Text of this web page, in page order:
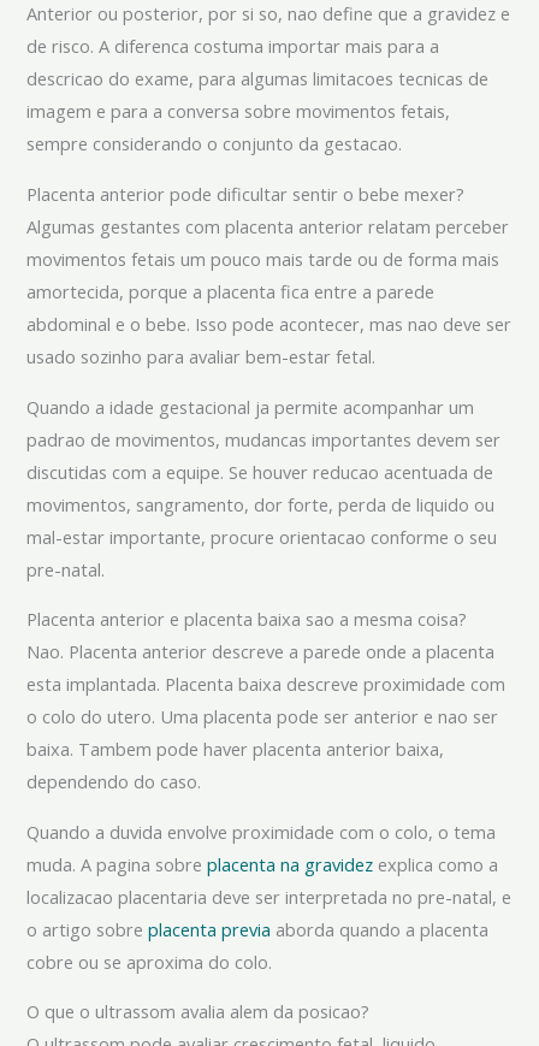
Anterior ou posterior, por si so, nao define que a gravidez e
de risco. A diferenca costuma importar mais para a
descricao do exame, para algumas limitacoes tecnicas de
imagem e para a conversa sobre movimentos fetais,
sempre considerando o conjunto da gestacao.
Placenta anterior pode dificultar sentir o bebe mexer?
Algumas gestantes com placenta anterior relatam perceber
movimentos fetais um pouco mais tarde ou de forma mais
amortecida, porque a placenta fica entre a parede
abdominal e o bebe. Isso pode acontecer, mas nao deve ser
usado sozinho para avaliar bem-estar fetal.
Quando a idade gestacional ja permite acompanhar um
padrao de movimentos, mudancas importantes devem ser
discutidas com a equipe. Se houver reducao acentuada de
movimentos, sangramento, dor forte, perda de liquido ou
mal-estar importante, procure orientacao conforme o seu
pre-natal.
Placenta anterior e placenta baixa sao a mesma coisa?
Nao. Placenta anterior descreve a parede onde a placenta
esta implantada. Placenta baixa descreve proximidade com
o colo do utero. Uma placenta pode ser anterior e nao ser
baixa. Tambem pode haver placenta anterior baixa,
dependendo do caso.
Quando a duvida envolve proximidade com o colo, o tema
muda. A pagina sobreplacenta na gravidez explica como a
localizacao placentaria deve ser interpretada no pre-natal, e
o artigo sobreplacenta previa aborda quando a placenta
cobre ou se aproxima do colo.
O que o ultrassom avalia alem da posicao?